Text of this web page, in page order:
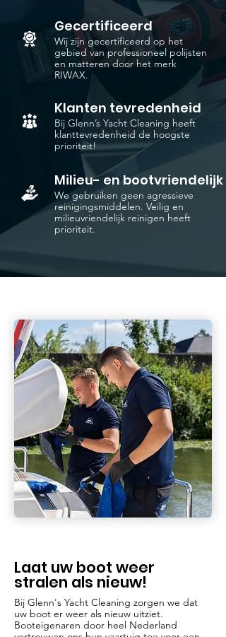
Gecertificeerd
Wij zijn gecertificeerd op het
gebied van professioneel polijsten
en matteren door het merk
RIWAX.
Klanten tevredenheid
Bij Glenn’s Yacht Cleaning heeft
klanttevredenheid de hoogste
prioriteit!
Milieu- en bootvriendelijk
We gebruiken geen agressieve
reinigingsmiddelen. Veilig en
milieuvriendelijk reinigen heeft
prioriteit.
Laat uw boot weer
stralen als nieuw!
Bij Glenn's Yacht Cleaning zorgen we dat
uw boot er weer als nieuw uitziet.
Booteigenaren door heel Nederland